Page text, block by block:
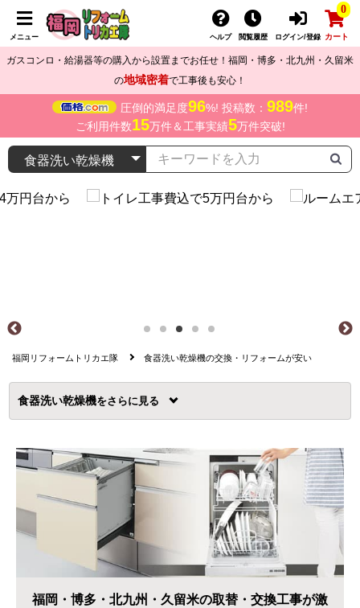
メニュー ヘルプ 閲覧履歴 ログイン/登録
0
カート
ガスコンロ・給湯器等の購入から設置までお任せ！福岡・博多・北九州・久留米
の地域密着で工事後も安心！
圧倒的満足度96%! 投稿数： 989件!
ご利用件数15万件＆工事実績5万件突破!
福岡リフォームトリカエ隊 食器洗い乾燥機の交換・リフォームが安い
食器洗い乾燥機を
福岡・博多・北九州・久留米の取替・交換工事が激